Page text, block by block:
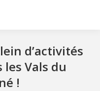
d’activités
Vals du
!